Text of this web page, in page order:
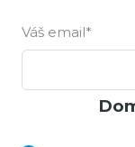
Váš email*